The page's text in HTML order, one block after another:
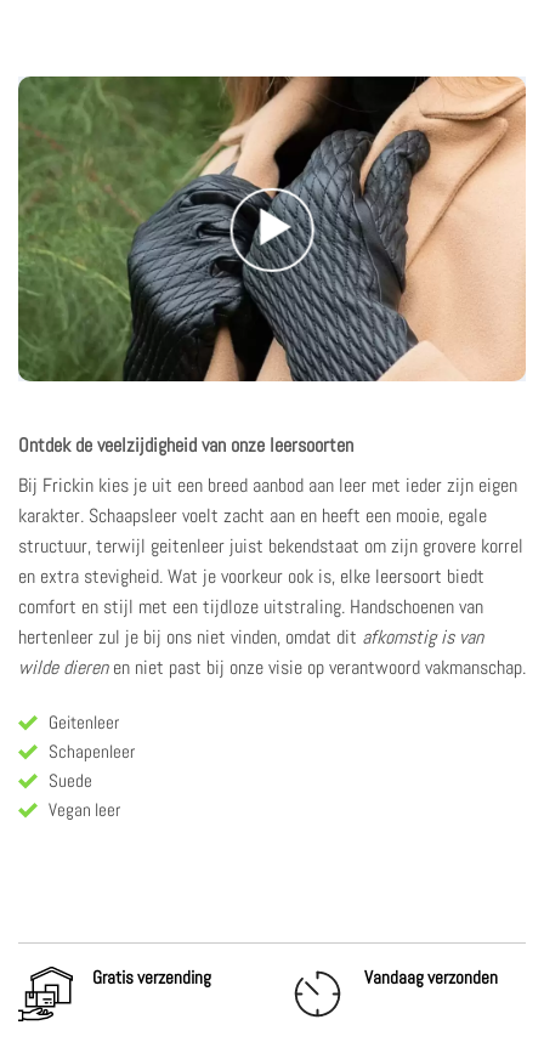
Ontdek de veelzijdigheid van onze leersoorten
Bij Frickin kies je uit een breed aanbod aan leer met ieder zijn eigen
karakter. Schaapsleer voelt zacht aan en heeft een mooie, egale
structuur, terwijl geitenleer juist bekendstaat om zijn grovere korrel
en extra stevigheid. Wat je voorkeur ook is, elke leersoort biedt
comfort en stijl met een tijdloze uitstraling. Handschoenen van
hertenleer zul je bij ons niet vinden, omdat dit afkomstig is van
wilde dierenen niet past bij onze visie op verantwoord vakmanschap.
Geitenleer
Schapenleer
Suede
Vegan leer
Gratis verzending Vandaag verzonden